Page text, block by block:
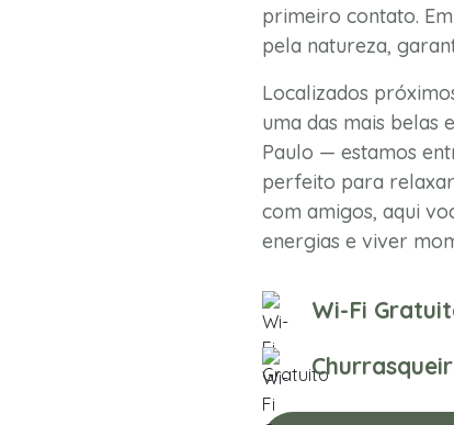
primeiro contato.
pela natureza,
Localizados
uma das mais belas
Paulo — estamos
perfeito para
com amigos, aqui
energias e viver
Wi-Fi